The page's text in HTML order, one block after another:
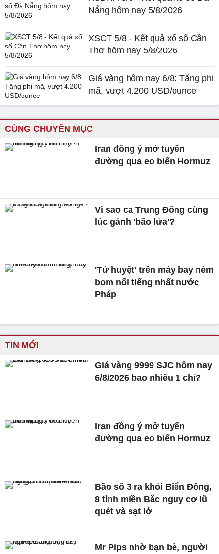
Nẵng hôm nay 5/8/2026
XSCT 5/8 - Kết quả xổ số Cần
Thơ hôm nay 5/8/2026
Giá vàng hôm nay 6/8: Tăng phi
mã, vượt 4.200 USD/ounce
CÙNG CHUYÊN MỤC
Iran đồng ý mở tuyến
đường qua eo biển Hormuz
Vì sao cả Trung Đông cùng
lúc gánh 'bão lửa'?
'Tử huyệt' trên máy bay ném
bom nổi tiếng nhất nước
Pháp
TIN MỚI
Giá vàng 9999 SJC hôm nay
6/8/2026 bao nhiêu 1 chỉ?
Iran đồng ý mở tuyến
đường qua eo biển Hormuz
Bão số 3 ra khỏi Biển Đông,
8 tỉnh miền Bắc nguy cơ lũ
quét và sạt lở
Mr Pips nhờ bạn bè, người